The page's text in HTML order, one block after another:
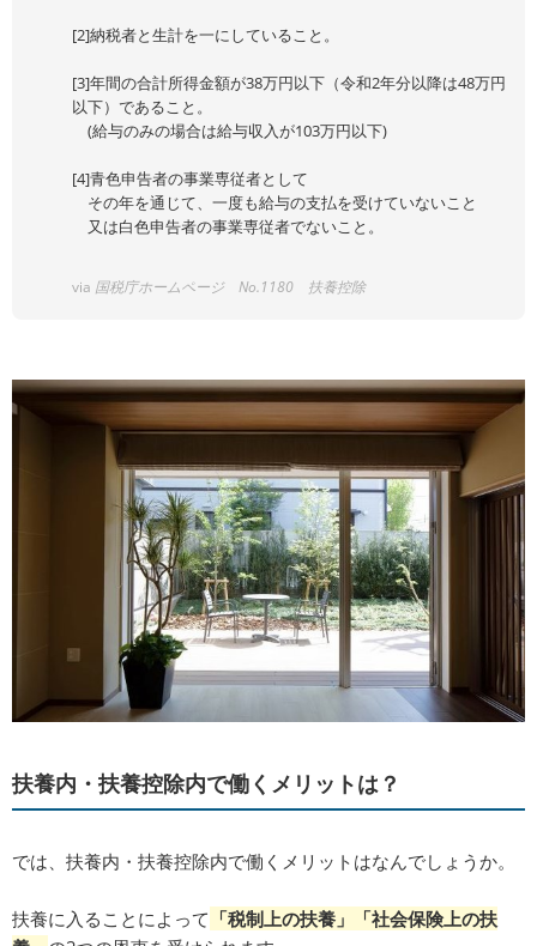
[2]納税者と生計を一にしていること。
[3]年間の合計所得金額が38万円以下（令和2年分以降は48万円
以下）であること。
(給与のみの場合は給与収入が103万円以下)
[4]青色申告者の事業専従者として
その年を通じて、一度も給与の支払を受けていないこと
又は白色申告者の事業専従者でないこと。
via 国税庁ホームページ No.1180 扶養控除
扶養内・扶養控除内で働くメリットは？
では、扶養内・扶養控除内で働くメリットはなんでしょうか。
扶養に入ることによって 「税制上の扶養」
「社会保険上の扶